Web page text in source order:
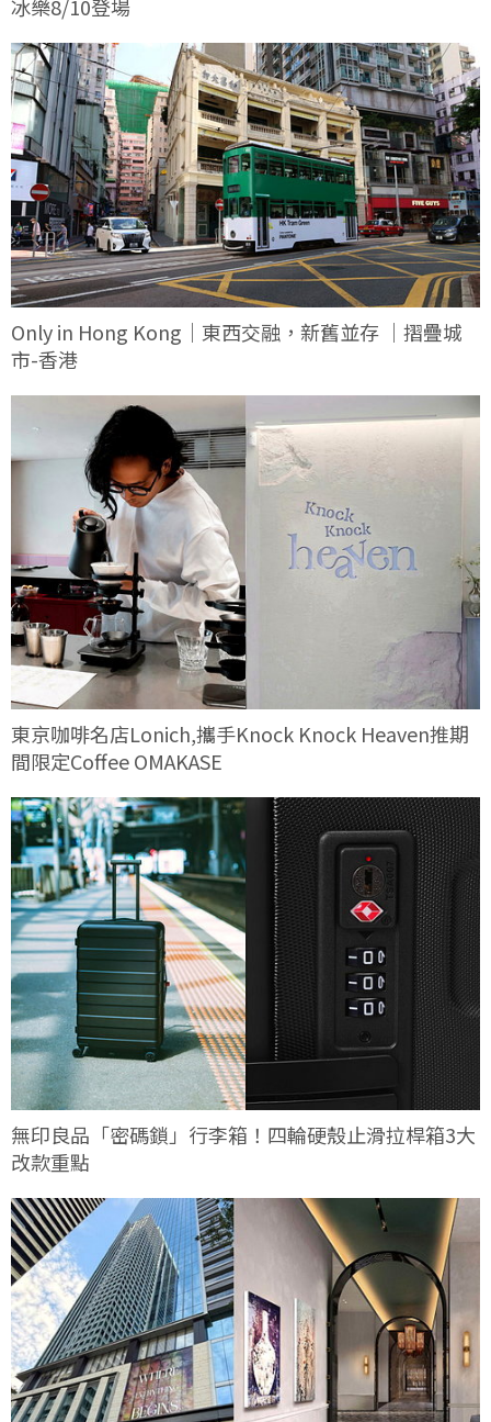
冰樂8/10登場
Only in Hong Kong｜東西交融，新舊並存 ｜摺疊城
市-香港
東京咖啡名店Lonich,攜手Knock Knock Heaven推期
間限定Coffee OMAKASE
無印良品「密碼鎖」行李箱！四輪硬殼止滑拉桿箱3大
改款重點